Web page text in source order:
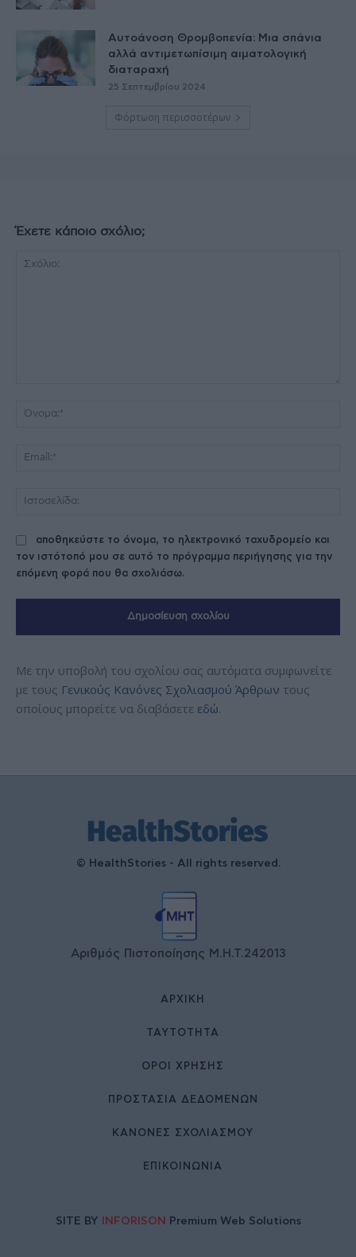
Αυτοάνοση Θρομβοπενία: Μια σπάνια
αλλά αντιμετωπίσιμη αιματολογική
διαταραχή
25 Σεπτεμβρίου 2024
Φόρτωση περισσοτέρων
Έχετε κάποιο σχόλιο;
αποθηκεύστε το όνομα, το ηλεκτρονικό ταχυδρομείο και
τον ιστότοπό μου σε αυτό το πρόγραμμα περιήγησης για την
επόμενη φορά που θα σχολιάσω.
Με την υποβολή του σχολίου σας αυτόματα συμφωνείτε
με τους Γενικούς Κανόνες Σχολιασμού Άρθρων τους
οποίους μπορείτε να διαβάσετε εδώ.
© HealthStories - All rights reserved.
Αριθμός Πιστοποίησης Μ.Η.Τ.242013
ΑΡΧΙΚΉ
ΤΑΥΤΌΤΗΤΑ
ΌΡΟΙ ΧΡΉΣΗΣ
ΠΡΟΣΤΑΣΙΑ ΔΕΔΟΜΕΝΩΝ
ΚΑΝΟΝΕΣ ΣΧΟΛΙΑΣΜΟΥ
ΕΠΙΚΟΙΝΩΝΊΑ
SITE BY INFORISON Premium Web Solutions